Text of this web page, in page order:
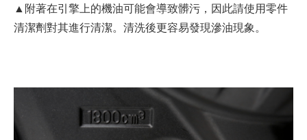
▲附著在引擎上的機油可能會導致髒污，因此請使用零件
清潔劑對其進行清潔。清洗後更容易發現滲油現象。